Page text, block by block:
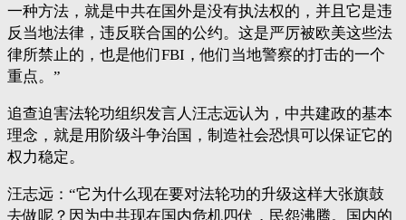
一种方法，就是中共在国外是没有执法权的，并且它是违
反当地法律，违反联合国的公约。这是严厉被欧美这些法
律所禁止的，也是他们FBI，他们当地警察的打击的一个
重点。”
追查迫害法轮功组织发言人汪志远认为，中共建政的基本
理念，就是用阶级斗争治国，制造社会恐惧可以保证它的
权力稳定。
汪志远：“它为什么现在要对法轮功的升级这样大张旗鼓
去做呢？因为中共现在国内危机四伏，民怨沸腾。国内的